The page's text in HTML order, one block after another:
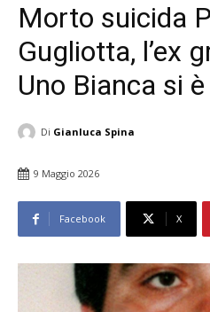
Morto suicida
Gugliotta, l’ex
Uno Bianca si
Di Gianluca Spina
9 Maggio 2026
Facebook X